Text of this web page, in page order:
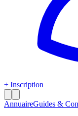
+ Inscription
AnnuaireGuides &